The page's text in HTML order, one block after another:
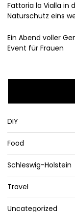
Fattoria la Vialla in
Naturschutz eins
Ein Abend voller
Event für Frauen
DIY
Food
Schleswig-Holstein
Travel
Uncategorized